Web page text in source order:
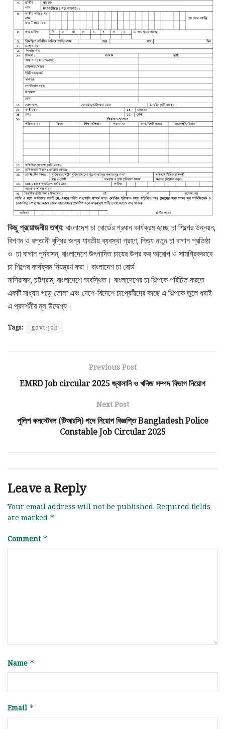
কিছু প্রয়োজনীয় তথ্য: বাংলাদেশ চা বোর্ডের প্রধান কার্যক্রম হচ্ছে চা শিল্পের উন্নয়ন,
বিপণন ও রপ্তানী বৃদ্ধির জন্য যাবতীয় ব্যবস্থা গ্রহণ, নিত্য নতুন চা বাগান প্রতিষ্ঠা
ও চা বাগান পুর্নবাসন, বাংলাদেশে উৎপাদিত চায়ের উপর কর আরোপ ও সামগ্রিকভাবে
চা শিল্পের কার্যক্রম নিয়ন্ত্রণ করা। বাংলাদেশ চা বোর্ড
নাসিরাবাদ, চট্টগ্রাম, বাংলাদেশে অবস্থিত। বাংলাদেশের চা শিল্পকে পরিচিত করতে
একটি মাধ্যম গড়ে তোলা এবং দেশে-বিদেশে চাপ্রেমীদের কাছে এ শিল্পকে তুলে ধরাই
এ প্রদর্শনীর মূল উদ্দেশ্য।
Tags: govt-job
Previous Post
EMRD Job circular 2025 জ্বালানি ও খনিজ সম্পদ বিভাগ নিয়োগ
Next Post
পুলিশ কনস্টেবল (টিআরসি) পদে নিয়োগ বিজ্ঞপ্তি Bangladesh Police
Constable Job Circular 2025
Leave a Reply
Your email address will not be published. Required fields
are marked *
Comment *
Name *
Email *